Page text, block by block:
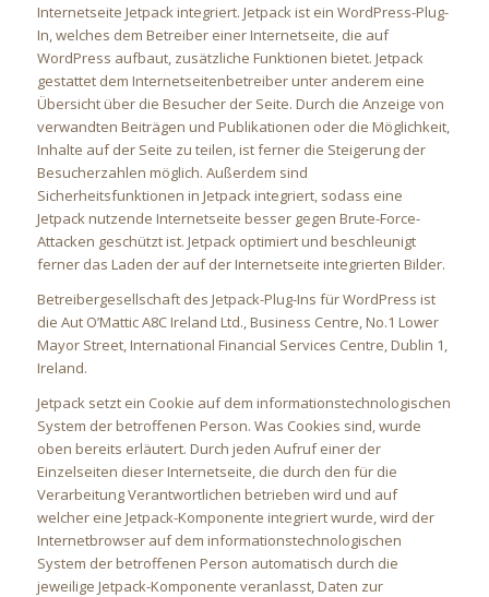
Internetseite Jetpack integriert. Jetpack ist ein WordPress-Plug-
In, welches dem Betreiber einer Internetseite, die auf
WordPress aufbaut, zusätzliche Funktionen bietet. Jetpack
gestattet dem Internetseitenbetreiber unter anderem eine
Übersicht über die Besucher der Seite. Durch die Anzeige von
verwandten Beiträgen und Publikationen oder die Möglichkeit,
Inhalte auf der Seite zu teilen, ist ferner die Steigerung der
Besucherzahlen möglich. Außerdem sind
Sicherheitsfunktionen in Jetpack integriert, sodass eine
Jetpack nutzende Internetseite besser gegen Brute-Force-
Attacken geschützt ist. Jetpack optimiert und beschleunigt
ferner das Laden der auf der Internetseite integrierten Bilder.
Betreibergesellschaft des Jetpack-Plug-Ins für WordPress ist
die Aut O’Mattic A8C Ireland Ltd., Business Centre, No.1 Lower
Mayor Street, International Financial Services Centre, Dublin 1,
Ireland.
Jetpack setzt ein Cookie auf dem informationstechnologischen
System der betroffenen Person. Was Cookies sind, wurde
oben bereits erläutert. Durch jeden Aufruf einer der
Einzelseiten dieser Internetseite, die durch den für die
Verarbeitung Verantwortlichen betrieben wird und auf
welcher eine Jetpack-Komponente integriert wurde, wird der
Internetbrowser auf dem informationstechnologischen
System der betroffenen Person automatisch durch die
jeweilige Jetpack-Komponente veranlasst, Daten zur